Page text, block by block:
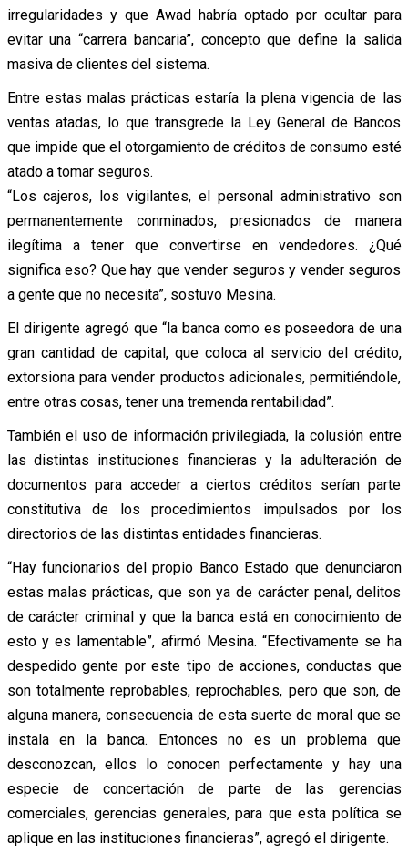
irregularidades y que Awad habría optado por ocultar para
evitar una “carrera bancaria”, concepto que define la salida
masiva de clientes del sistema.
Entre estas malas prácticas estaría la plena vigencia de las
ventas atadas, lo que transgrede la Ley General de Bancos
que impide que el otorgamiento de créditos de consumo esté
atado a tomar seguros.
“Los cajeros, los vigilantes, el personal administrativo son
permanentemente conminados, presionados de manera
ilegítima a tener que convertirse en vendedores. ¿Qué
significa eso? Que hay que vender seguros y vender seguros
a gente que no necesita”, sostuvo Mesina.
El dirigente agregó que “la banca como es poseedora de una
gran cantidad de capital, que coloca al servicio del crédito,
extorsiona para vender productos adicionales, permitiéndole,
entre otras cosas, tener una tremenda rentabilidad”.
También el uso de información privilegiada, la colusión entre
las distintas instituciones financieras y la adulteración de
documentos para acceder a ciertos créditos serían parte
constitutiva de los procedimientos impulsados por los
directorios de las distintas entidades financieras.
“Hay funcionarios del propio Banco Estado que denunciaron
estas malas prácticas, que son ya de carácter penal, delitos
de carácter criminal y que la banca está en conocimiento de
esto y es lamentable”, afirmó Mesina. “Efectivamente se ha
despedido gente por este tipo de acciones, conductas que
son totalmente reprobables, reprochables, pero que son, de
alguna manera, consecuencia de esta suerte de moral que se
instala en la banca. Entonces no es un problema que
desconozcan, ellos lo conocen perfectamente y hay una
especie de concertación de parte de las gerencias
comerciales, gerencias generales, para que esta política se
aplique en las instituciones financieras”, agregó el dirigente.